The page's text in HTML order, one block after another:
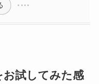
お試してみた感